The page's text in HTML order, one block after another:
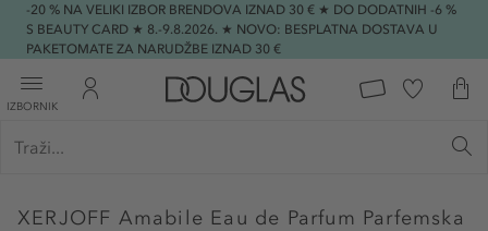
-20 % NA VELIKI IZBOR BRENDOVA IZNAD 30 € ★ DO DODATNIH -6 %
S BEAUTY CARD ★ 8.-9.8.2026. ★ NOVO: BESPLATNA DOSTAVA U
PAKETOMATE ZA NARUDŽBE IZNAD 30 €
IZBORNIK
XERJOFF Amabile Eau de Parfum Parfemska